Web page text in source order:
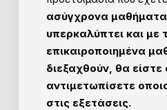
ασύγχρονα
υπερκαλύπτει και με
επικαιροποιημένα
διεξαχθούν, θα
αντιμετωπίσετε
στις εξετάσεις.